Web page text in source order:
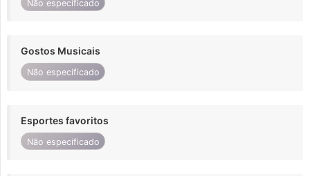
Não especificado
Gostos Musicais
Não especificado
Esportes favoritos
Não especificado